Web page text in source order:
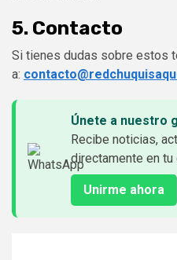
5. Contacto
Si tienes dudas sobre estos
a:
Únete a nuestro
Recibe noticias,
directamente en tu
Unirme ahora